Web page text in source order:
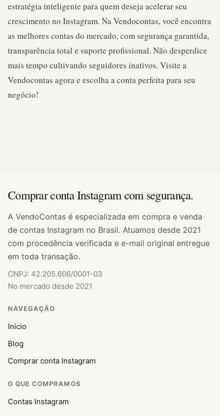
estratégia inteligente para quem deseja acelerar seu
crescimento no Instagram. Na Vendocontas, você encontra
as melhores contas do mercado, com segurança garantida,
transparência total e suporte profissional. Não desperdice
mais tempo cultivando seguidores inativos. Visite a
Vendocontas agora e escolha a conta perfeita para seu
negócio!
Comprar conta Instagram com segurança.
A VendoContas é especializada em compra e venda
de contas Instagram no Brasil. Atuamos desde 2021
com procedência verificada e e-mail original entregue
em toda transação.
CNPJ: 42.205.606/0001-03
No mercado desde 2021
NAVEGAÇÃO
Início
Blog
Comprar conta Instagram
O QUE COMPRAMOS
Contas Instagram